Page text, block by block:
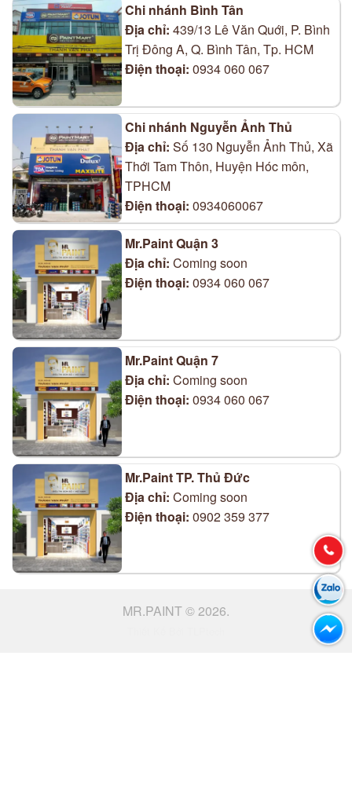
Chi nhánh Bình Tân
Địa chỉ: 439/13 Lê Văn Quới, P. Bình
Trị Đông A, Q. Bình Tân, Tp. HCM
Điện thoại: 0934 060 067
Chi nhánh Nguyễn Ảnh Thủ
Địa chỉ: Số 130 Nguyễn Ảnh Thủ, Xã
Thới Tam Thôn, Huyện Hóc môn,
TPHCM
Điện thoại: 0934060067
Mr.Paint Quận 3
Địa chỉ: Coming soon
Điện thoại: 0934 060 067
Mr.Paint Quận 7
Địa chỉ: Coming soon
Điện thoại: 0934 060 067
Mr.Paint TP. Thủ Đức
Địa chỉ: Coming soon
Điện thoại: 0902 359 377
MR.PAINT © 2026.